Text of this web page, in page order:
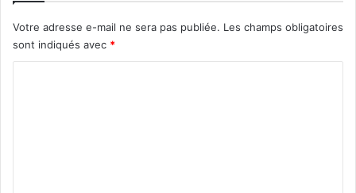
Votre adresse e-mail ne sera pas publiée. Les champs obligatoires
sont indiqués avec *